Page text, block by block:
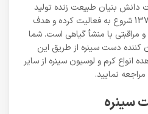
دانش بنیان طبیعت زنده تولید
می شود. این شرکت از سال 1376 شروع به فعالیت کرده و هدف
مراقبتی با منشأ گیاهی است. شما
کننده دست سینره از طریق این
انواع کرم و لوسیون سینره از سایر
نمایید.
سینره